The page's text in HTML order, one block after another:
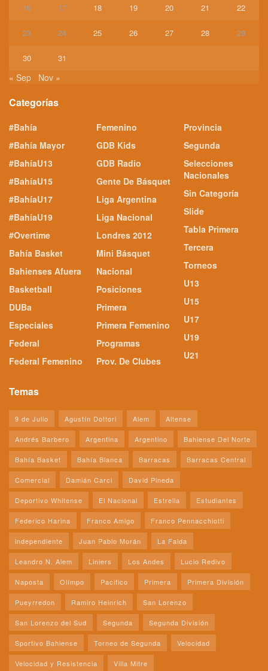
16 17 18 19 20 21 22
23 24 25 26 27 28 29
30 31
« Sep Nov »
Categorías
#Bahía
#Bahía Mayor
#BahíaU13
#BahíaU15
#BahíaU17
#BahíaU19
#Overtime
Bahía Basket
Bahienses Afuera
Basketball
DUBa
Especiales
Federal
Federal Femenino
Femenino
GDB Kids
GDB Radio
Gente De Básquet
Liga Argentina
Liga Nacional
Londres 2012
Mini Básquet
Nacional
Posiciones
Primera
Primera Femenino
Programas
Prov. De Clubes
Provincia
Segunda
Selecciones
Nacionales
Sin Categoría
Slide
Tabla Primera
Tercera
Torneos
U13
U15
U17
U19
U21
Temas
9 de Julio Agustín Dottori Alem Altense
Andrés Barbero Argentina Argentino Bahiense Del Norte
Bahía Basket Bahía Blanca Barracas Barracas Central
Comercial Damián Carci David Pineda
Deportivo Whitense El Nacional Estrella Estudiantes
Federico Harina Franco Amigo Franco Pennacchiotti
independiente Juan Pablo Morán La Falda
Leandro N. Alem Liniers Los Andes Lucio Redivo
Naposta Olímpo Pacifico Primera Primera División
Pueyrredon Ramiro Heinrich San Lorenzo
San Lorenzo del Sud Segunda Segunda División
Sportivo Bahiense Torneo de Segunda Velocidad
Velocidad y Resistencia Villa Mitre